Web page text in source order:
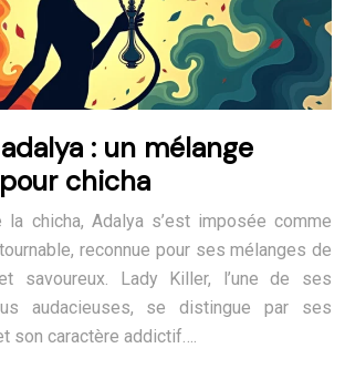
: un mélange
chicha
la chicha, Adalya s’est imposée comme
reconnue pour ses mélanges de
savoureux. Lady Killer, l’une de ses
audacieuses, se distingue par ses
son caractère addictif….